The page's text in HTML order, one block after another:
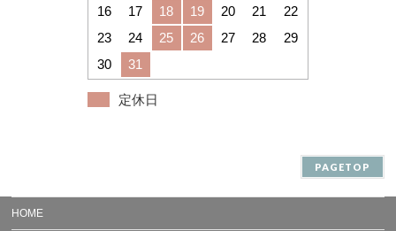
16
17 18 19 20 21
22
23
24 25 26 27 28
29
30
31
定休日
PAGETOP
HOME